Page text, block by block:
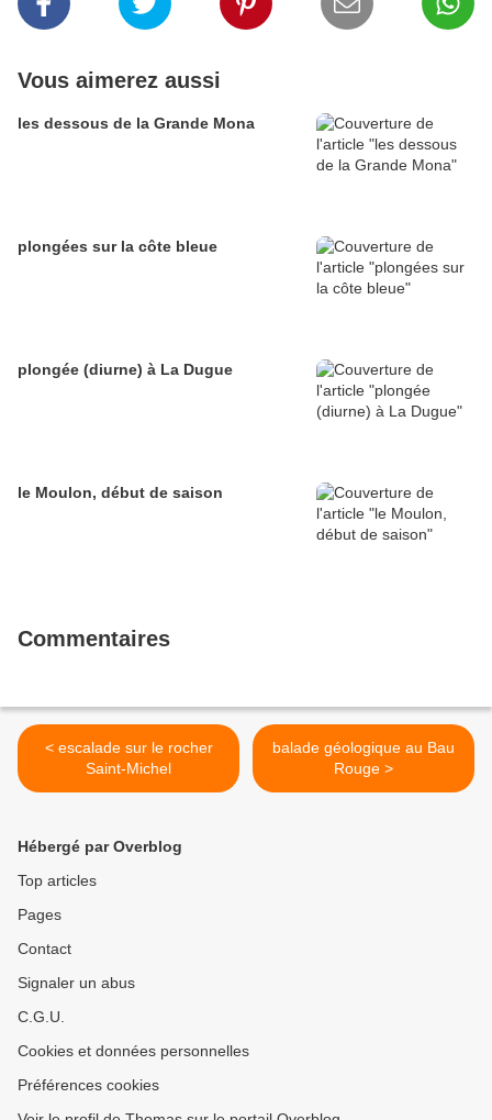
Vous aimerez aussi
les dessous de la Grande Mona
plongées sur la côte bleue
plongée (diurne) à La Dugue
le Moulon, début de saison
Commentaires
< escalade sur le rocher
Saint-Michel
balade géologique au Bau
Rouge >
Hébergé par Overblog
Top articles
Pages
Contact
Signaler un abus
C.G.U.
Cookies et données personnelles
Préférences cookies